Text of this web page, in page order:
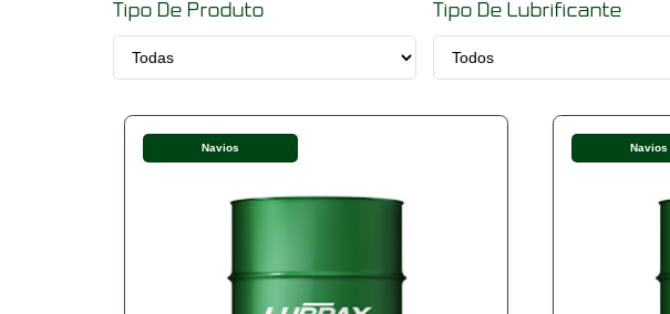
Tipo De Produto Tipo De Lubrificante
Navios Navios